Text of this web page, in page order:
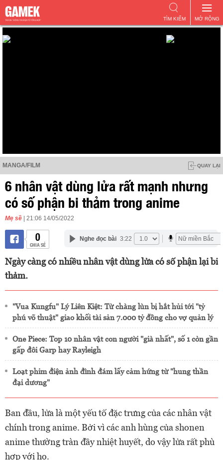
MỞ RỘNG
TÌM KIẾM
MANGA/FILM QUAY LẠI
6 nhân vật dùng lửa rất mạnh nhưng
có số phận bi thảm trong anime
Mẹ sề | 21:06 14/05/2022
0
CHIA SẺ
Nghe đọc bài 3:22
Ngày càng có nhiều nhân vật dùng lửa có số phận lại bi
thảm.
"Vua Kungfu" Lý Liên Kiệt: Từ chàng lùn bị hắt hủi tới "tỷ
phú võ thuật" giao khối tài sản 7.000 tỷ đồng cho vợ quản lý
One Piece: Top 10 nhân vật con người "già nhất", số 1 còn gần
gấp đôi Garp hay Rayleigh
Loạt phim điện ảnh đình đám lấy cảm hứng từ "hung thần
đại dương"
Ban đầu, lửa là một yếu tố đặc trưng của các nhân vật
chính trong anime. Bởi vì các anh hùng của shonen
anime thường tràn đầy nhiệt huyết, do vậy lửa rất phù
hợp với họ.